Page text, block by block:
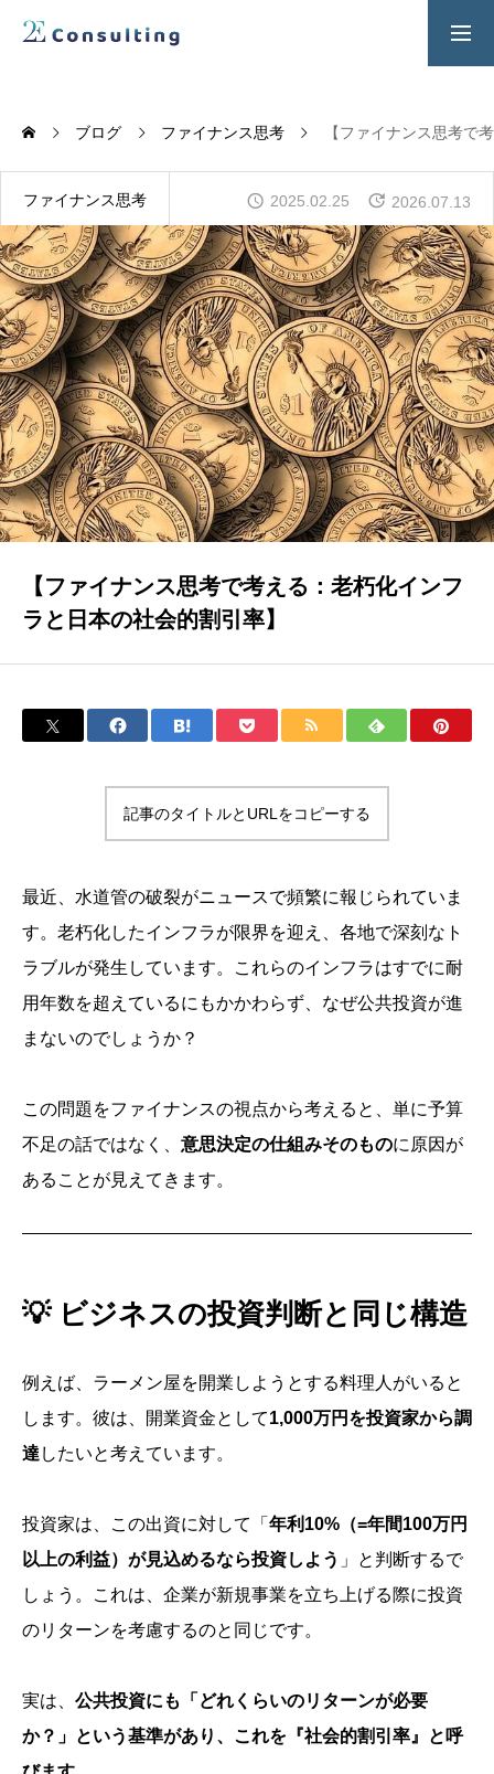
人材育成／経営サポートプログラム
CONTENTS
2E Consulting の人材育成について
COMPANY
会社概要と代表紹介
ブログ ファイナンス思考 【ファイナンス思考で
ファイナンス思考 2025.02.25 2026.07.13
【ファイナンス思考で考える：老朽化インフ
ラと日本の社会的割引率】
記事のタイトルとURLをコピーする
最近、水道管の破裂がニュースで頻繁に報じられていま
す。老朽化したインフラが限界を迎え、各地で深刻なト
ラブルが発生しています。これらのインフラはすでに耐
用年数を超えているにもかかわらず、なぜ公共投資が進
まないのでしょうか？
この問題をファイナンスの視点から考えると、単に予算
不足の話ではなく、 意思決定の仕組みそのものに原因が
あることが見えてきます。
💡 ビジネスの投資判断と同じ構造
例えば、ラーメン屋を開業しようとする料理人がいると
します。彼は、開業資金として1,000万円を投資家から調
達 したいと考えています。
投資家は、この出資に対して「 年利10%（=年間100万円
以上の利益）が見込めるなら投資しよう 」と判断するで
しょう。これは、企業が新規事業を立ち上げる際に投資
のリターンを考慮するのと同じです。
実は、 公共投資にも「どれくらいのリターンが必要
か？」という基準があり、これを『社会的割引率』と呼